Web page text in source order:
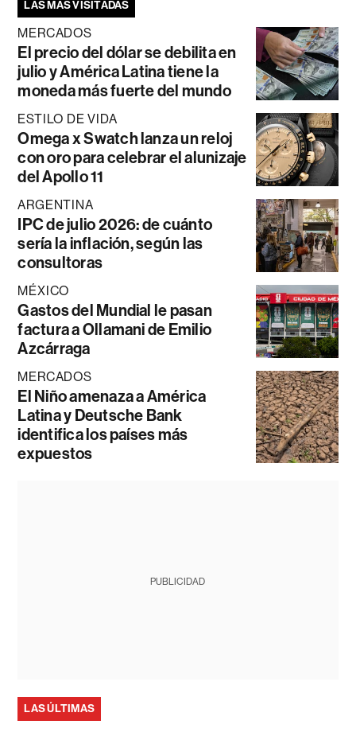
LAS MÁS VISITADAS
MERCADOS
El precio del dólar se debilita en
julio y América Latina tiene la
moneda más fuerte del mundo
ESTILO DE VIDA
Omega x Swatch lanza un reloj
con oro para celebrar el alunizaje
del Apollo 11
ARGENTINA
IPC de julio 2026: de cuánto
sería la inflación, según las
consultoras
MÉXICO
Gastos del Mundial le pasan
factura a Ollamani de Emilio
Azcárraga
MERCADOS
El Niño amenaza a América
Latina y Deutsche Bank
identifica los países más
expuestos
PUBLICIDAD
LAS ÚLTIMAS